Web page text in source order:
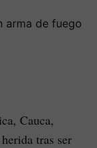
Cauca,
tras ser